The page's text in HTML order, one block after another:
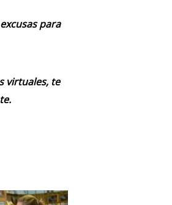
para
virtuales, te